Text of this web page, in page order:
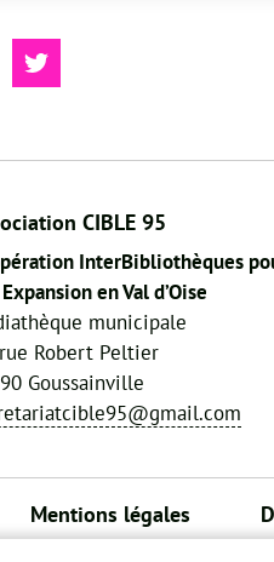
CIBLE 95
InterBibliothèques
en Val d’Oise
municipale
Robert Peltier
Goussainville
Mentions légales